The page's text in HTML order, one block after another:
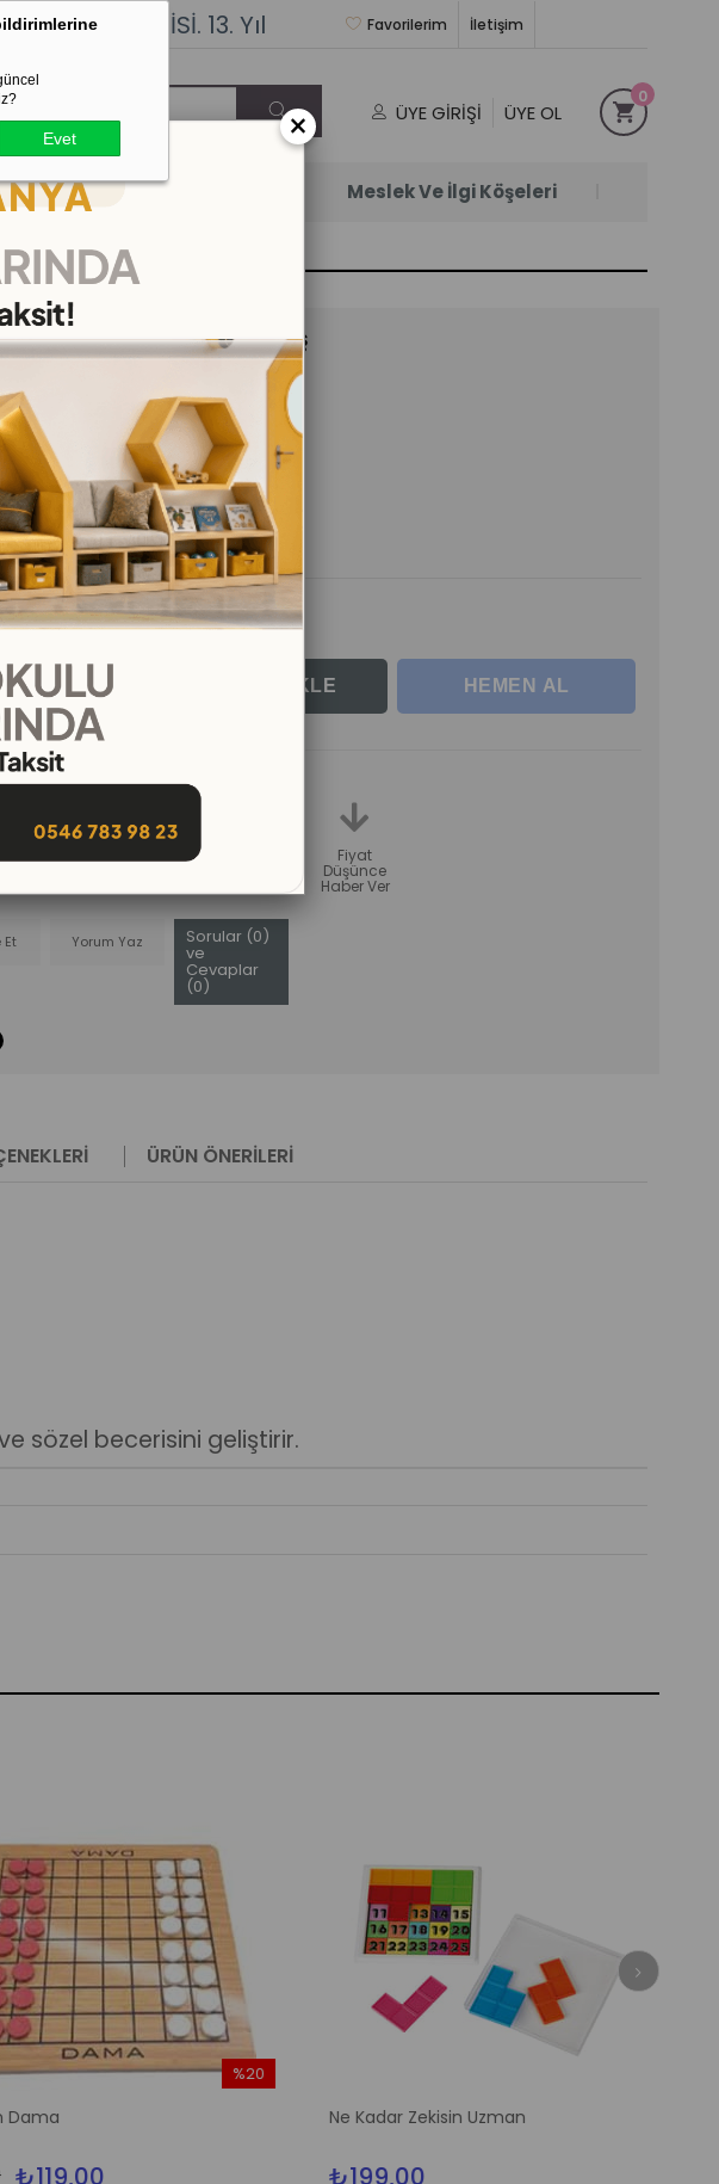
Evet
İADEGARANTİSİ. 13. Yıl İletişim
Favorilerim
ÜYE GIRIŞI ÜYE OL
0
Çok Satanlar Meslek Ve İlgi Köşeleri
İşitsel Dikkat Seti 7-8 Yaş
(DKMS552013)
(KDV Dahil)
(KDV Dahil)
başlayan taksitlerle
İstek Listeme Fiyat
Düşünce
Haber Ver
Yorum Yaz Sorular (0)
ve
Cevaplar
(0)
ÜRÜN ÖNERILERI
sözel becerisini geliştirir.
Dama
₺119,00
%20
Ne Kadar Zekisin Uzman
₺199,00
×